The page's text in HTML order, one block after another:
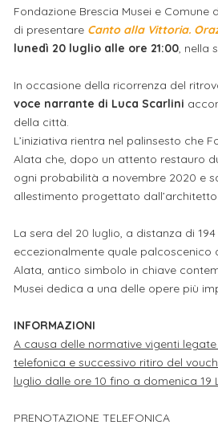
Fondazione Brescia Musei e
di presentare Canto alla Vittoria.
lunedì 20 luglio alle ore 21:00, nella
In occasione della ricorrenza del
voce narrante di Luca Scarlini
della città.
L’iniziativa rientra nel palinsesto che
Alata che, dopo un attento restauro
ogni probabilità a novembre 2020 e
allestimento progettato
La sera del 20 luglio, a distanza di
eccezionalmente quale
Alata, antico simbolo in chiave
Musei dedica a una delle opere più
INFORMAZIONI
A causa delle normative vigenti
telefonica e successivo ritiro del
luglio dalle ore 10 fino a domenica 19
PRENOTAZIONE TELEFONICA